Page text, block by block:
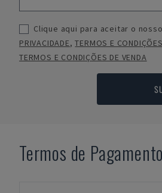
Clique aqui para aceitar o nosso
PRIVACIDADE,TERMOS E
TERMOS E CONDIÇÕES DE VENDA
Termos de Pagamento